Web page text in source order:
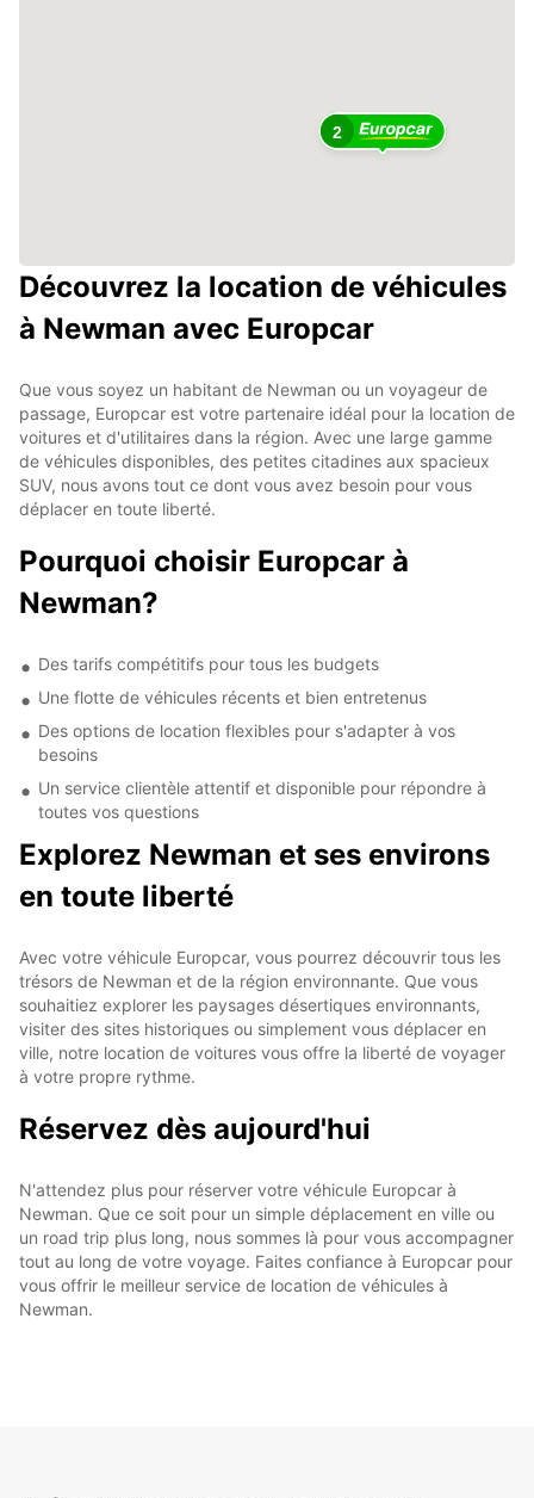
2
Découvrez la location de véhicules
à Newman avec Europcar
Que vous soyez un habitant de Newman ou un voyageur de
passage, Europcar est votre partenaire idéal pour la location de
voitures et d'utilitaires dans la région. Avec une large gamme
de véhicules disponibles, des petites citadines aux spacieux
SUV, nous avons tout ce dont vous avez besoin pour vous
déplacer en toute liberté.
Pourquoi choisir Europcar à
Newman?
Des tarifs compétitifs pour tous les budgets
Une flotte de véhicules récents et bien entretenus
Des options de location flexibles pour s'adapter à vos
besoins
Un service clientèle attentif et disponible pour répondre à
toutes vos questions
Explorez Newman et ses environs
en toute liberté
Avec votre véhicule Europcar, vous pourrez découvrir tous les
trésors de Newman et de la région environnante. Que vous
souhaitiez explorer les paysages désertiques environnants,
visiter des sites historiques ou simplement vous déplacer en
ville, notre location de voitures vous offre la liberté de voyager
à votre propre rythme.
Réservez dès aujourd'hui
N'attendez plus pour réserver votre véhicule Europcar à
Newman. Que ce soit pour un simple déplacement en ville ou
un road trip plus long, nous sommes là pour vous accompagner
tout au long de votre voyage. Faites confiance à Europcar pour
vous offrir le meilleur service de location de véhicules à
Newman.